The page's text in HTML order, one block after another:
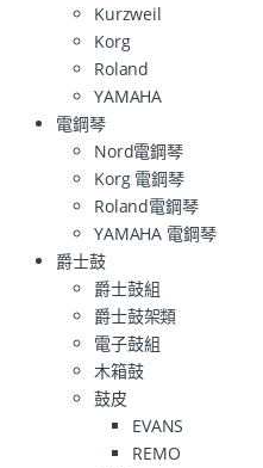
Kurzweil
Korg
Roland
YAMAHA
電鋼琴
Nord電鋼琴
Korg 電鋼琴
Roland電鋼琴
YAMAHA 電鋼琴
爵士鼓
爵士鼓組
爵士鼓架類
電子鼓組
木箱鼓
鼓皮
EVANS
REMO